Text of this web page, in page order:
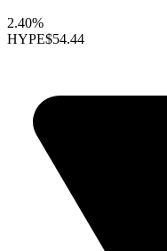
2.40%
HYPE$54.44